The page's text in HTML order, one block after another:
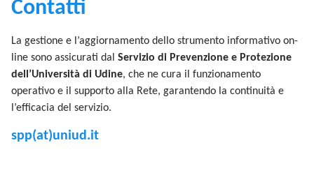
Contatti
La gestione e l’aggiornamento dello strumento informativo on-
line sono assicurati dal Servizio di Prevenzione e Protezione
dell’Università di Udine, che ne cura il funzionamento
operativo e il supporto alla Rete, garantendo la continuità e
l’efficacia del servizio.
spp(at)uniud.it